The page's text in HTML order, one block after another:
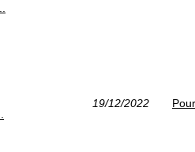
19/12/2022